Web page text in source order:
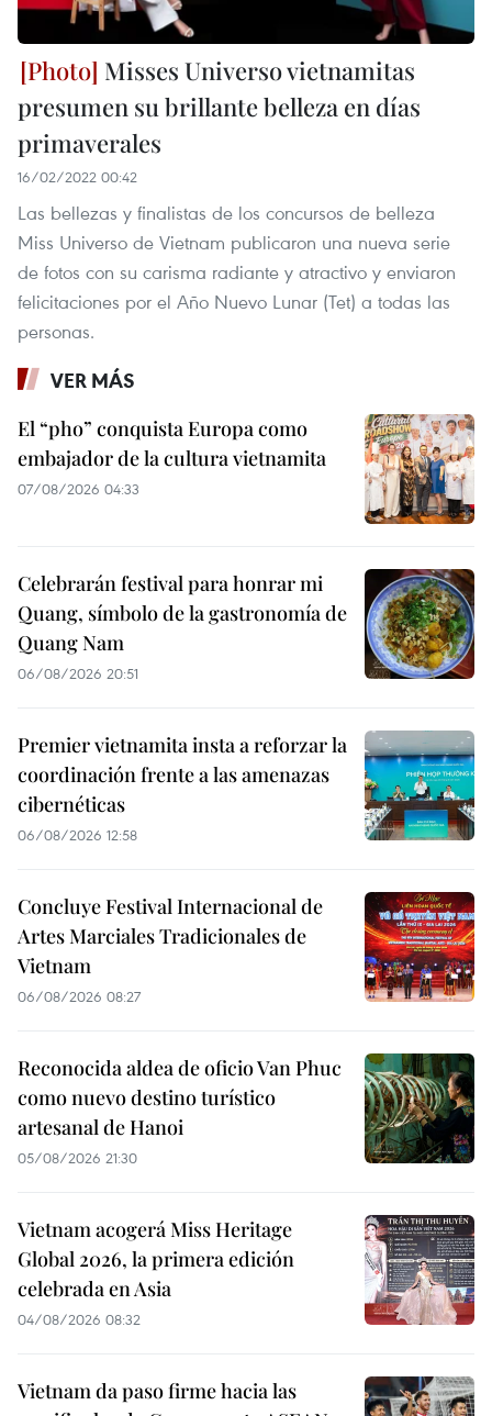
Misses Universo vietnamitas
presumen su brillante belleza en días
primaverales
16/02/2022 00:42
Las bellezas y finalistas de los concursos de belleza
Miss Universo de Vietnam publicaron una nueva serie
de fotos con su carisma radiante y atractivo y enviaron
felicitaciones por el Año Nuevo Lunar (Tet) a todas las
personas.
VER MÁS
El “pho” conquista Europa como
embajador de la cultura vietnamita
07/08/2026 04:33
Celebrarán festival para honrar mi
Quang, símbolo de la gastronomía de
Quang Nam
06/08/2026 20:51
Premier vietnamita insta a reforzar la
coordinación frente a las amenazas
cibernéticas
06/08/2026 12:58
Concluye Festival Internacional de
Artes Marciales Tradicionales de
Vietnam
06/08/2026 08:27
Reconocida aldea de oficio Van Phuc
como nuevo destino turístico
artesanal de Hanoi
05/08/2026 21:30
Vietnam acogerá Miss Heritage
Global 2026, la primera edición
celebrada en Asia
04/08/2026 08:32
Vietnam da paso firme hacia las